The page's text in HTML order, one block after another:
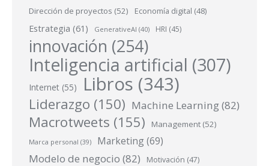
Dirección de proyectos (52) Economía digital (48)
Estrategia (61) GenerativeAI (40) HRI (45)
innovación (254)
Inteligencia artificial (307)
Internet (55) Libros (343)
Liderazgo (150) Machine Learning(82)
Macrotweets (155) Management (52)
Marca personal (39) Marketing (69)
Modelo de negocio (82) Motivación (47)